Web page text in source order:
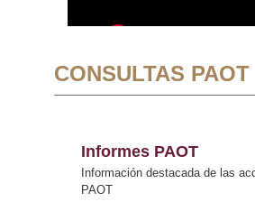
CONSULTAS PAOT
Informes PAOT
Información destacada de las
PAOT